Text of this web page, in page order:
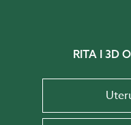
RITA I 3D